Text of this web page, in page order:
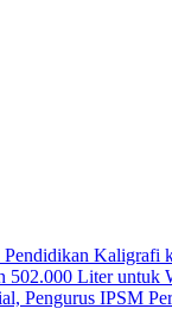
Kaligrafi
Liter untuk
Pengurus IPSM